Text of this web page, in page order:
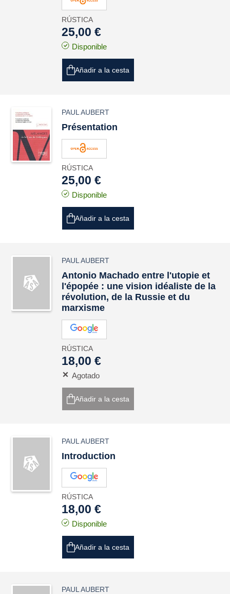
RÚSTICA
25,00 €
Disponible
Añadir a la cesta
PAUL AUBERT
Présentation
RÚSTICA
25,00 €
Disponible
Añadir a la cesta
PAUL AUBERT
Antonio Machado entre l'utopie et
l'épopée : une vision idéaliste de la
révolution, de la Russie et du
marxisme
RÚSTICA
18,00 €
Agotado
Añadir a la cesta
PAUL AUBERT
Introduction
RÚSTICA
18,00 €
Disponible
Añadir a la cesta
PAUL AUBERT